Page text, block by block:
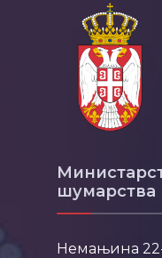
Немањина 22-